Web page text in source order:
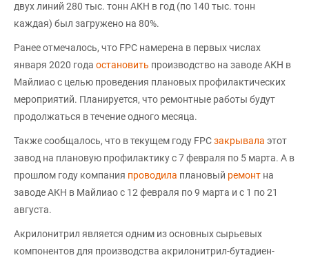
двух линий 280 тыс. тонн АКН в год (по 140 тыс. тонн
каждая) был загружено на 80%.
Ранее отмечалось, что FPC намерена в первых числах
января 2020 года остановить производство на заводе АКН в
Майлиао с целью проведения плановых профилактических
мероприятий. Планируется, что ремонтные работы будут
продолжаться в течение одного месяца.
Также сообщалось, что в текущем году FPCзакрывала этот
завод на плановую профилактику с 7 февраля по 5 марта. А в
прошлом году компания проводила плановый ремонт на
заводе АКН в Майлиао с 12 февраля по 9 марта и с 1 по 21
августа.
Акрилонитрил является одним из основных сырьевых
компонентов для производства акрилонитрил-бутадиен-